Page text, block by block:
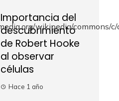
Importancia del
descubrimiento
de Robert Hooke
al observar
células
Hace 1 año